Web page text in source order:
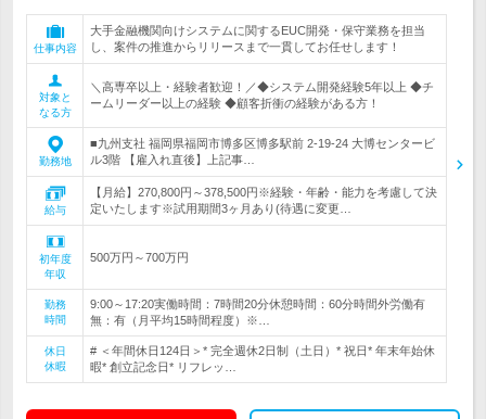
仕事内容
大手金融機関向けシステムに関するEUC開発・保守業務を担当
し、案件の推進からリリースまで一貫してお任せします！
対象と
なる方
＼高専卒以上・経験者歓迎！／◆システム開発経験5年以上 ◆チ
ームリーダー以上の経験 ◆顧客折衝の経験がある方！
勤務地
■九州支社 福岡県福岡市博多区博多駅前 2-19-24 大博センタービ
ル3階 【雇入れ直後】上記事…
給与
【月給】270,800円～378,500円※経験・年齢・能力を考慮して決
定いたします※試用期間3ヶ月あり(待遇に変更…
初年度
年収
500万円～700万円
勤務
時間
9:00～17:20実働時間：7時間20分休憩時間：60分時間外労働有
無：有（月平均15時間程度）※…
休日
休暇
# ＜年間休日124日＞* 完全週休2日制（土日）* 祝日* 年末年始休
暇* 創立記念日* リフレッ…